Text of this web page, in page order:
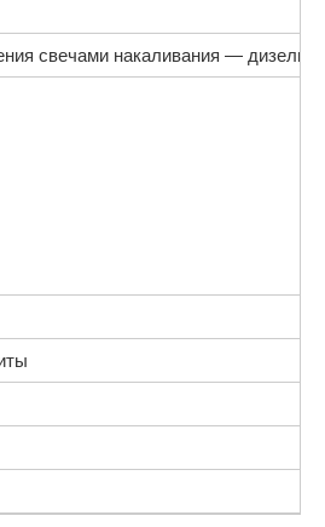
свечами накаливания — дизель